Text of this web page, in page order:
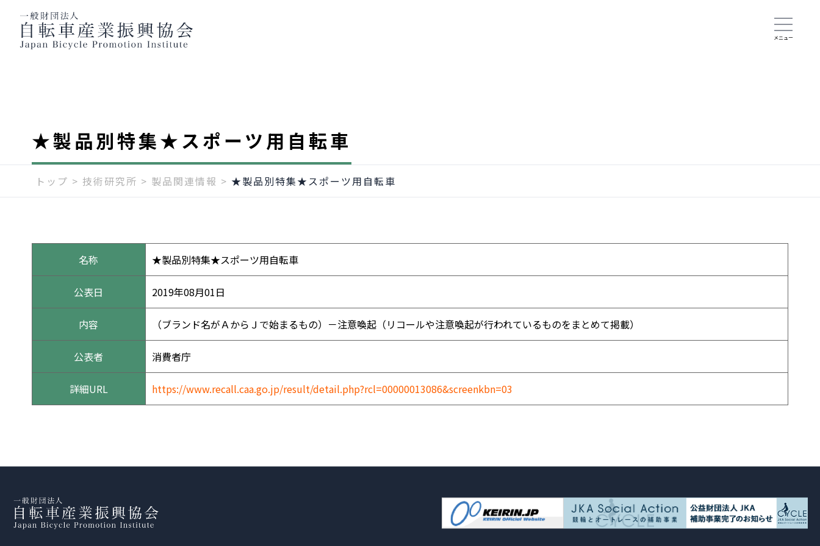
★製品別特集★スポーツ用自転車
トップ > 技術研究所 > 製品関連情報 > ★製品別特集★スポーツ用自転車
名称 ★製品別特集★スポーツ用自転車
公表日 2019年08月01日
内容 （ブランド名がＡからＪで始まるもの）－注意喚起（リコールや注意喚起が行われているものをまとめて掲載）
公表者 消費者庁
詳細URL https://www.recall.caa.go.jp/result/detail.php?rcl=00000013086&screenkbn=03